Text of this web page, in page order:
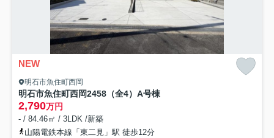
NEW
明石市魚住町西岡
明石市魚住町西岡2458（全4）A号棟
2,790万円
- / 84.46㎡ / 3LDK /新築
山陽電鉄本線「東二見」駅 徒歩12分